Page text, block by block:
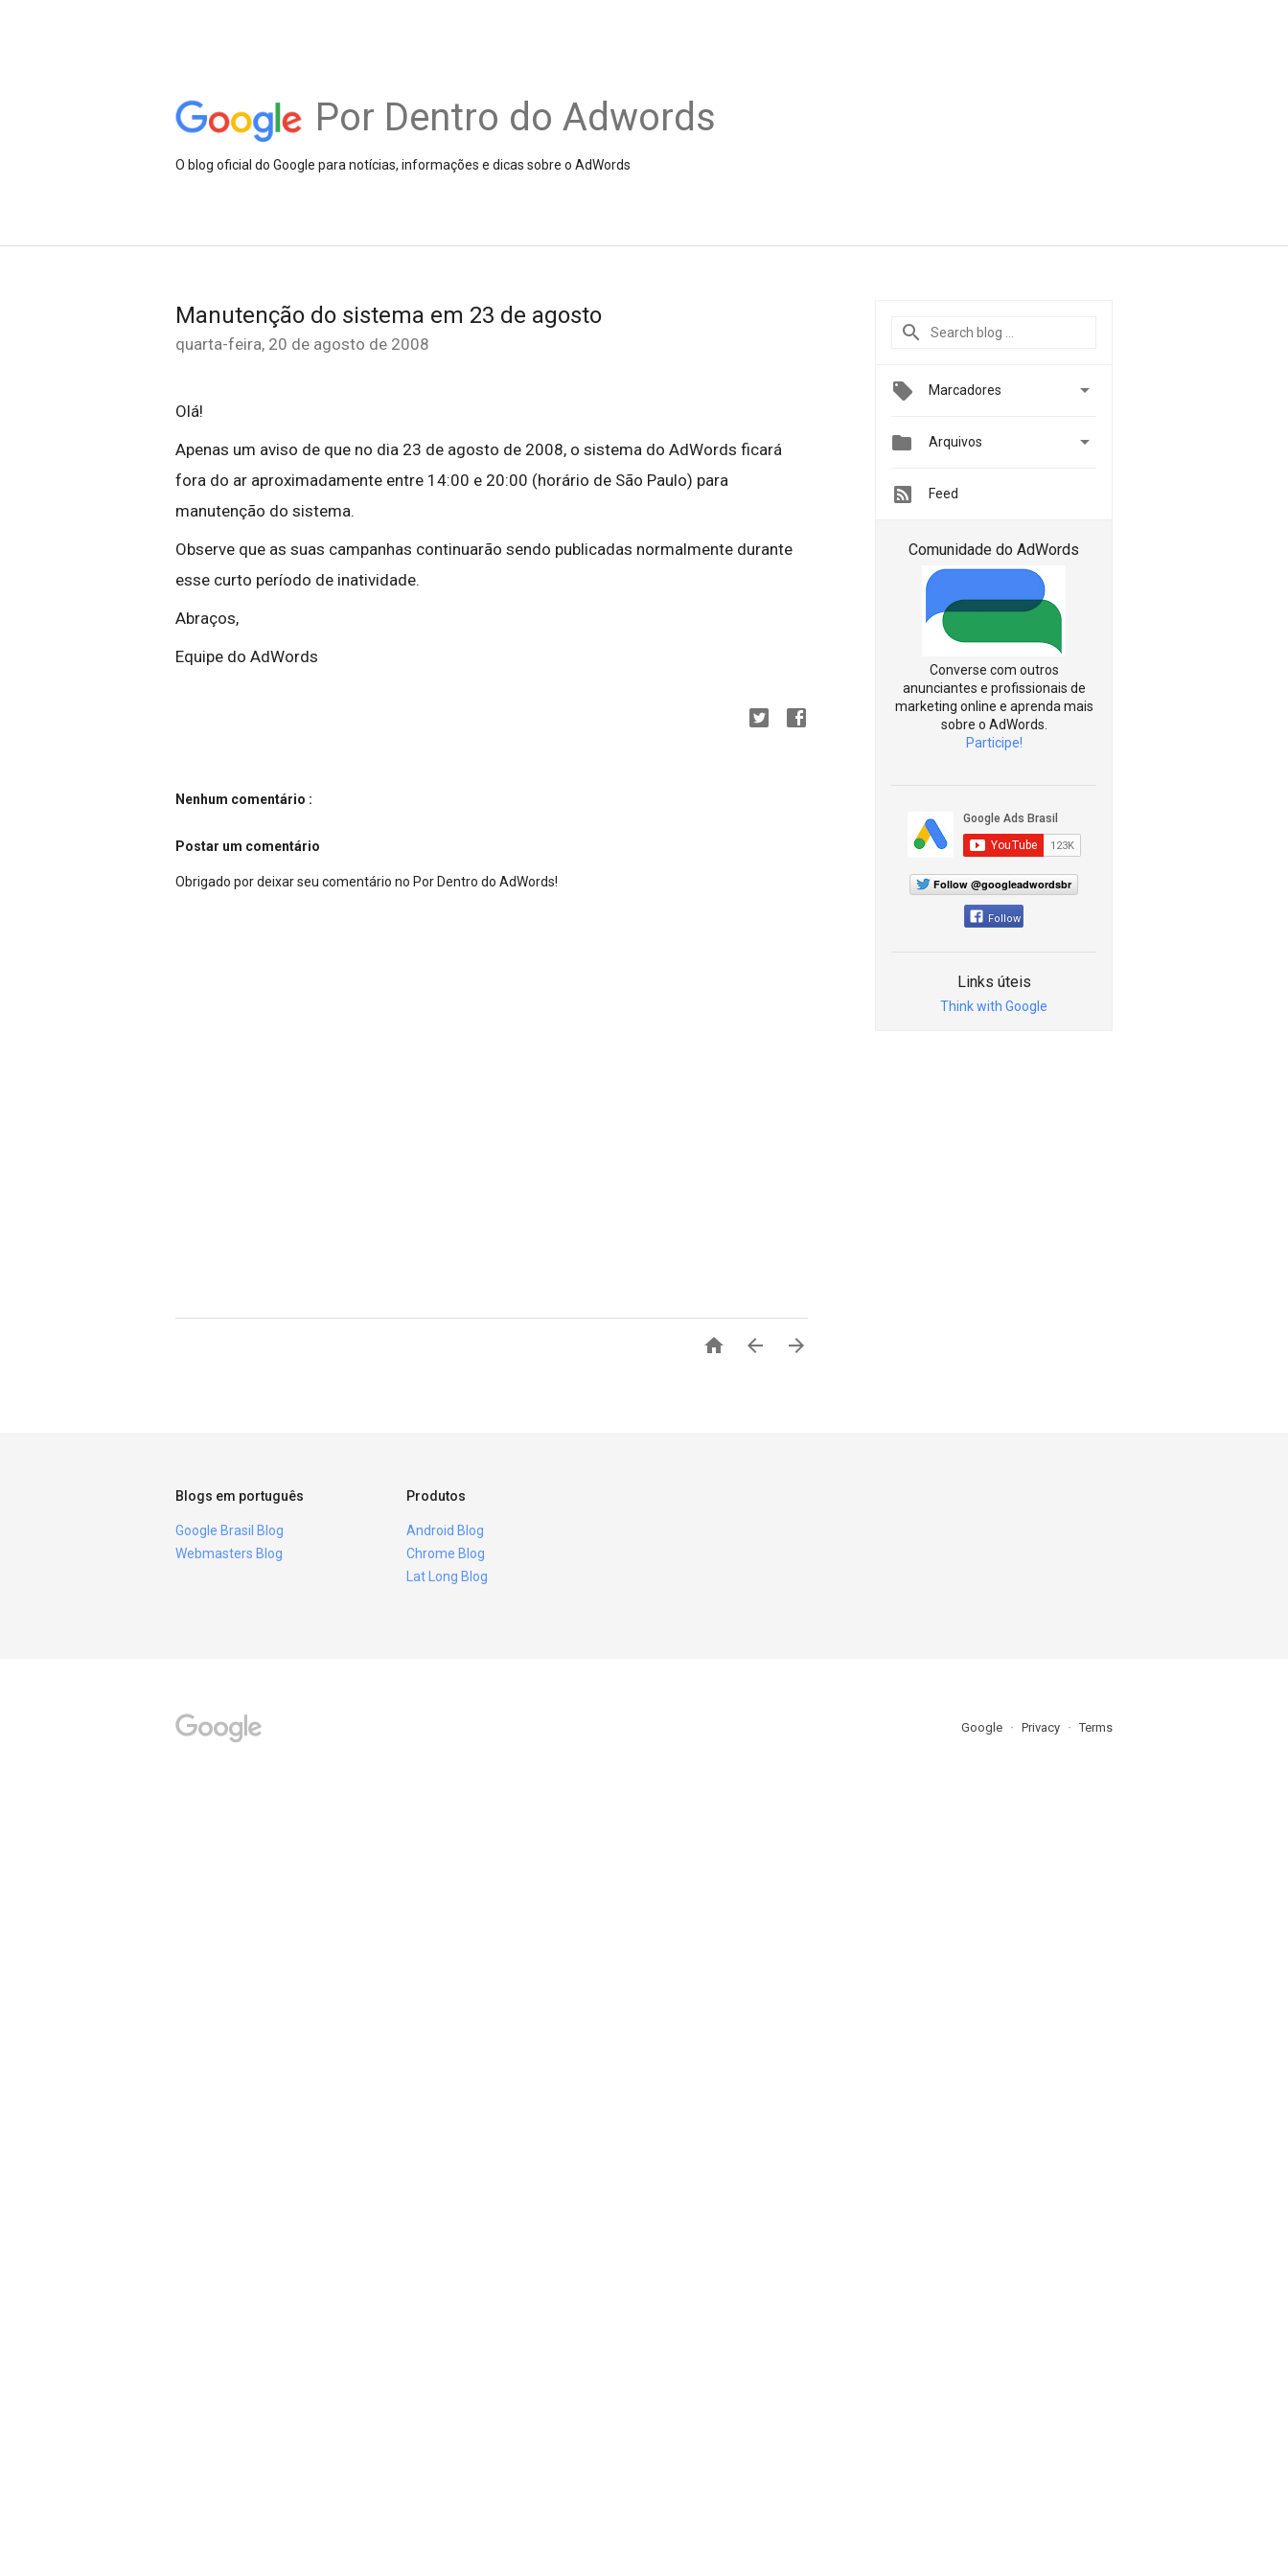
Por Dentro do Adwords
O blog oficial do Google para notícias, informações e dicas sobre o AdWords
Manutenção do sistema em 23 de agosto
quarta-feira, 20 de agosto de 2008
Olá!
Apenas um aviso de que no dia 23 de agosto de 2008, o sistema do AdWords ficará
fora do ar aproximadamente entre 14:00 e 20:00 (horário de São Paulo) para
manutenção do sistema.
Observe que as suas campanhas continuarão sendo publicadas normalmente durante
esse curto período de inatividade.
Abraços,
Equipe do AdWords
Nenhum comentário :
Postar um comentário
Obrigado por deixar seu comentário no Por Dentro do AdWords!
  
Marcadores 
 Arquivos 
Feed
Comunidade do AdWords
Converse com outros
anunciantes e profissionais de
marketing online e aprenda mais
sobre o AdWords.
Participe!
Follow @googleadwordsbr
Follow
Links úteis
Think with Google
Blogs em português
Google Brasil Blog
Webmasters Blog
Produtos
Android Blog
Chrome Blog
Lat Long Blog
Google Privacy Terms